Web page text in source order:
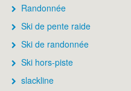
Randonnée
Ski de pente raide
Ski de randonnée
Ski hors-piste
slackline